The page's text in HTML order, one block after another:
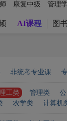
康复中级 管理学
AI课程 图书
非统考专业课
工类 管理类
农学类 计算机